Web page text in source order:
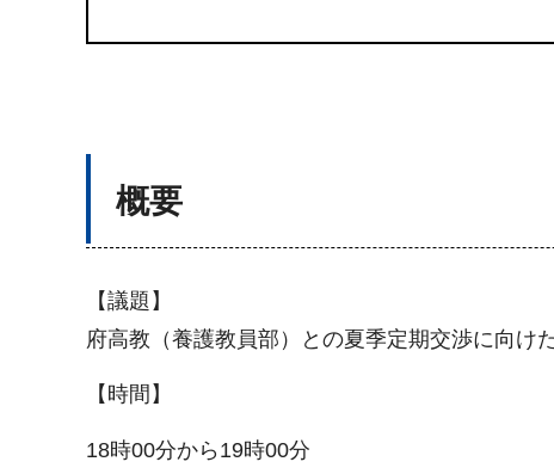
概要
【議題】
府高教（養護教員部）との夏季定期交渉に向け
【時間】
18時00分から19時00分